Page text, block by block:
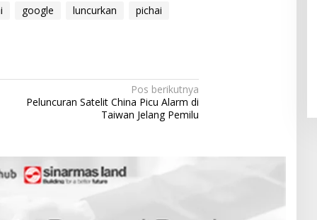
google luncurkan
pichai
Pos berikutnya
Peluncuran Satelit China Picu Alarm di
Taiwan Jelang Pemilu
09:13 WIB